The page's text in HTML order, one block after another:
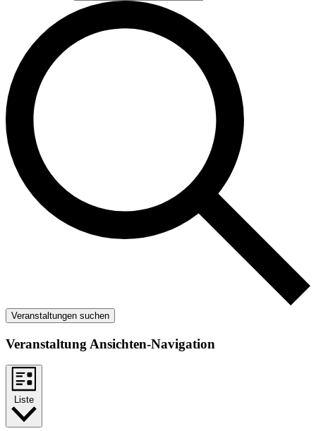
Veranstaltungen suchen
Veranstaltung Ansichten-Navigation
Liste